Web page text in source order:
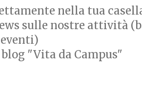
nella tua
sulle nostre attività
"Vita da Campus"